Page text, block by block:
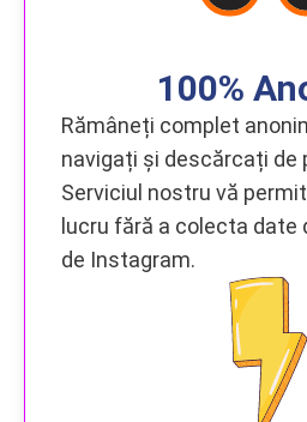
100%
Rămâneți complet
navigați și descărcați de
Serviciul nostru vă
lucru fără a colecta date
de Instagram.